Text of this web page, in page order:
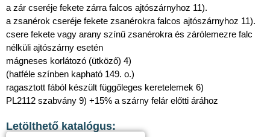
a zár cseréje fekete zárra falcos ajtószárnyhoz 11).
a zsanérok cseréje fekete zsanérokra falcos ajtószárnyhoz 11).
csere fekete vagy arany színű zsanérokra és zárólemezre falc
nélküli ajtószárny esetén
mágneses korlátozó (ütköző) 4)
(hatféle színben kapható 149. o.)
ragasztott fából készült függőleges keretelemek 6)
PL2112 szabvány 9) +15% a szárny felár előtti árához
Letölthető katalógus: